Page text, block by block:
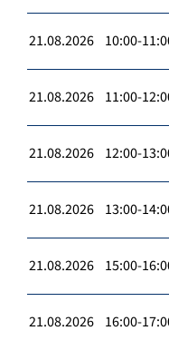
21.08.2026 10:00-
21.08.2026 11:00-
21.08.2026 12:00-
21.08.2026 13:00-
21.08.2026 15:00-
21.08.2026 16:00-